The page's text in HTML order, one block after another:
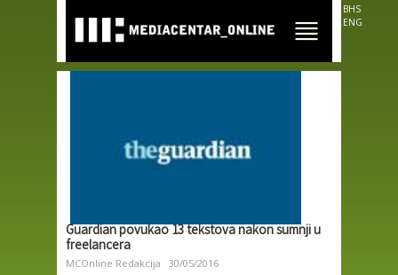
main
content
BHS
ENG
Guardian povukao 13 tekstova nakon sumnji u
freelancera
MCOnline Redakcija 30/05/2016